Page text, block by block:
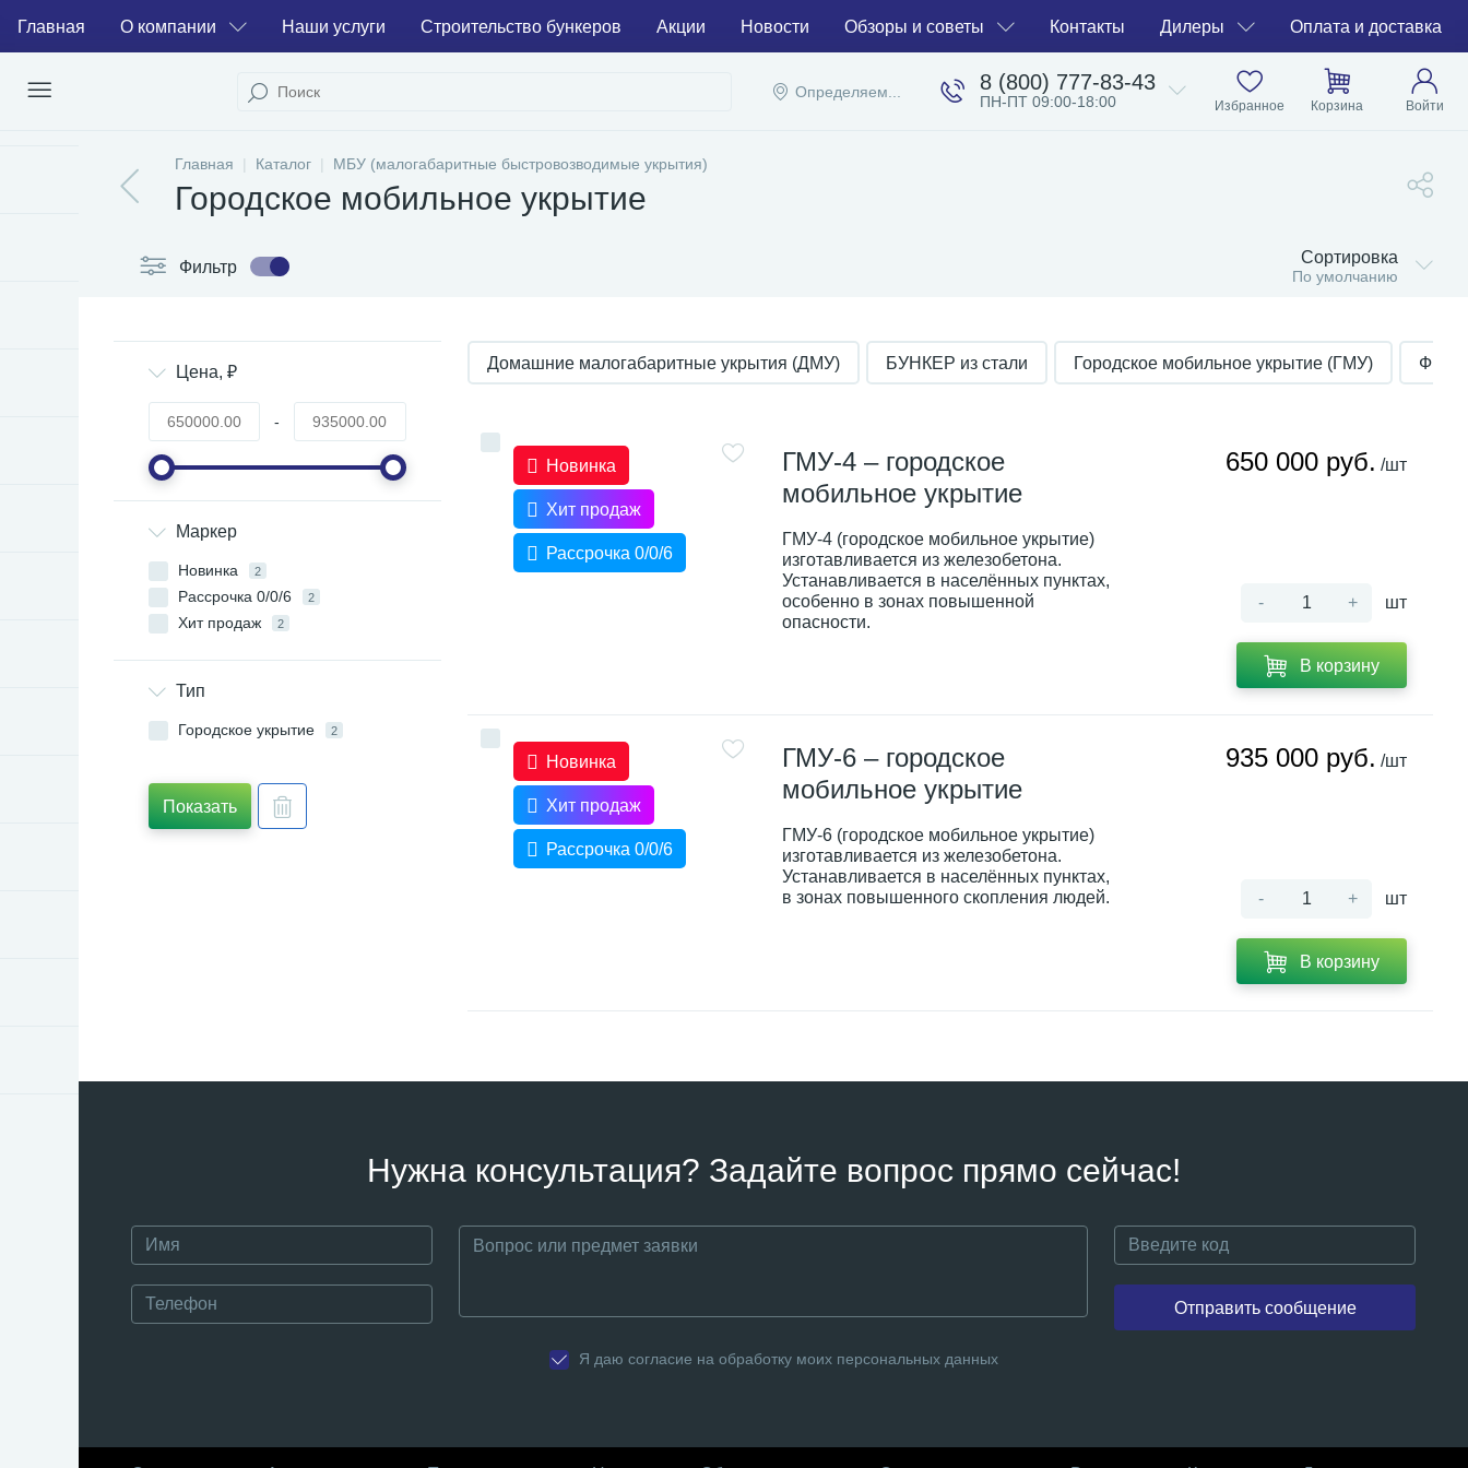
Главная О компании Наши услуги Строительство бункеров Акции Новости Обзоры и советы Контакты Дилеры Оплата и доставка
Определяем... 8 (800) 777-83-43
ПН-ПТ 09:00-18:00 Избранное Корзина Войти
Главная Каталог МБУ (малогабаритные быстровозводимые укрытия)
Городское мобильное укрытие
Фильтр Сортировка
По умолчанию
Цена, ₽
-
Маркер
Новинка 2
Рассрочка 0/0/6 2
Хит продаж 2
Тип
Городское укрытие 2
Показать
Домашние малогабаритные укрытия (ДМУ) БУНКЕР из стали Городское мобильное укрытие (ГМУ) ФБУ
Новинка
Хит продаж
Рассрочка 0/0/6
ГМУ-4 – городское
мобильное укрытие
ГМУ-4 (городское мобильное укрытие)
изготавливается из железобетона.
Устанавливается в населённых пунктах,
особенно в зонах повышенной
опасности.
650 000 руб. /шт
- + шт
В корзину
Новинка
Хит продаж
Рассрочка 0/0/6
ГМУ-6 – городское
мобильное укрытие
ГМУ-6 (городское мобильное укрытие)
изготавливается из железобетона.
Устанавливается в населённых пунктах,
в зонах повышенного скопления людей.
935 000 руб. /шт
- + шт
В корзину
Нужна консультация? Задайте вопрос прямо сейчас!
Отправить сообщение
Я даю согласие на обработку моих персональных данных